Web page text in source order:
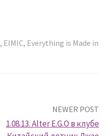
, EIMIC, Everything is Made in
NEWER POST
1.08.13. Alter E.G.O в клубе